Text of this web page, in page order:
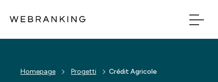
Build
Homepage Progetti Crédit Agricole